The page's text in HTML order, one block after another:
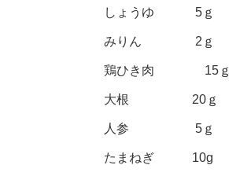
しょうゆ 5ｇ
みりん 2ｇ
鶏ひき肉 15ｇ
大根 20ｇ
人参 5ｇ
たまねぎ 10g